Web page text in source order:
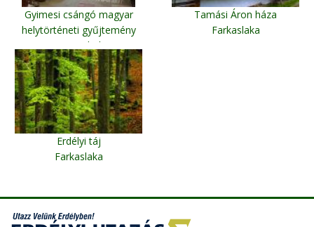
Gyimesi csángó magyar
helytörténeti gyűjtemény
Gyimesbük
Tamási Áron háza
Farkaslaka
Erdélyi táj
Farkaslaka